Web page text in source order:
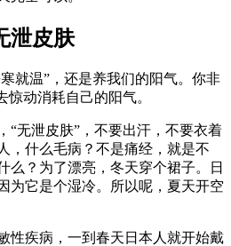
泄皮肤
就温”，还是养我们的阳气。你非
惊动消耗自己的阳气。
“无泄皮肤”，不要出汗，不要衣着
，什么毛病？不是痛经，就是不
么？为了漂亮，冬天穿个裙子。日
为它是个湿冷。所以呢，夏天开空
性疾病，一到春天日本人就开始戴